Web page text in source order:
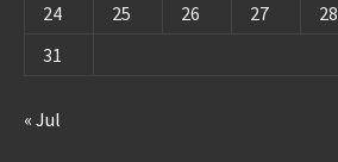
24
25 26 27 28
31
« Jul